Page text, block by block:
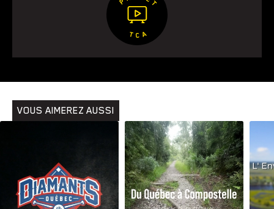
VOUS AIMEREZ AUSSI